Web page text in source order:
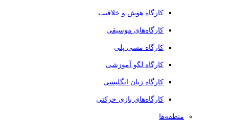
کارگاه هوش و خلاقیت
کارگاه‌های موسیقی
کارگاه مسی پلی
کارگاه لگو آموزشی
کارگاه زبان انگلیسی
کارگاه‌های بازی حرکتی
منطقه‌ها